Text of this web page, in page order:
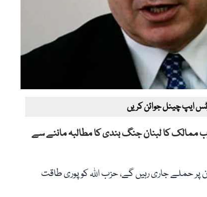
ایپ چینل جوائن کریں
عرب ممالک کا لبنان جنگ بندی کا مطالبہ ماننے سے
پر حملے جاری رہیں گے، حزب اللہ کو پوری طاقت